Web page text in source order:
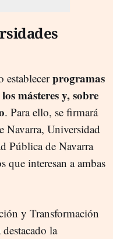
establecerprogramas
másteres y, sobre
. Para ello, se firmará
Navarra, Universidad
Pública de Navarra
que interesan a ambas
y Transformación
la